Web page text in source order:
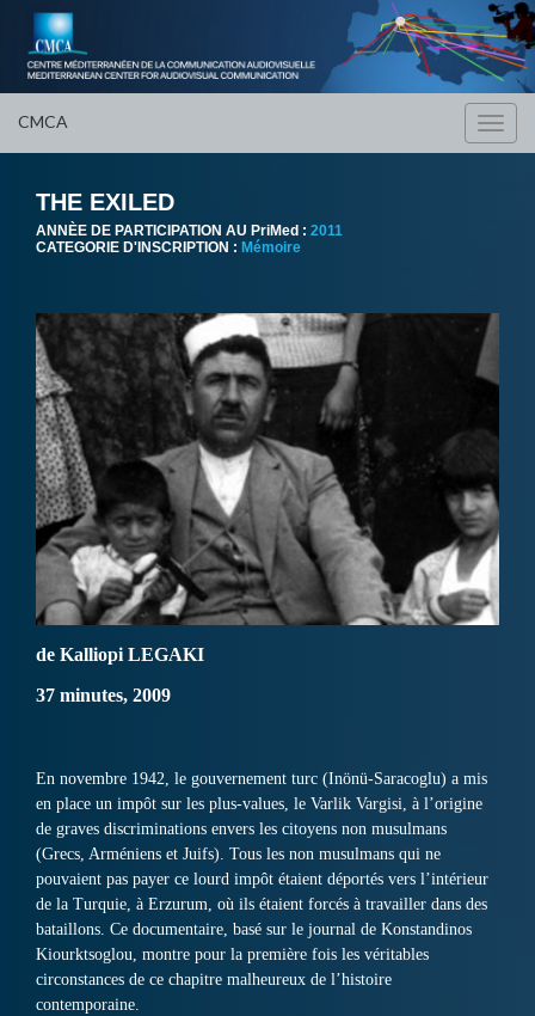
CMCA
THE EXILED
ANNÈE DE PARTICIPATION AU PriMed : 2011
CATEGORIE D'INSCRIPTION : Mémoire
de Kalliopi LEGAKI
37 minutes, 2009
En novembre 1942, le gouvernement turc (Inönü-Saracoglu) a mis
en place un impôt sur les plus-values, le Varlik Vargisi, à l’origine
de graves discriminations envers les citoyens non musulmans
(Grecs, Arméniens et Juifs). Tous les non musulmans qui ne
pouvaient pas payer ce lourd impôt étaient déportés vers l’intérieur
de la Turquie, à Erzurum, où ils étaient forcés à travailler dans des
bataillons. Ce documentaire, basé sur le journal de Konstandinos
Kiourktsoglou, montre pour la première fois les véritables
circonstances de ce chapitre malheureux de l’histoire
contemporaine.